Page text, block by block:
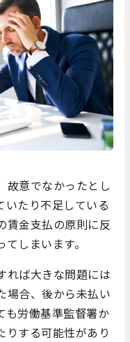
故意でなかったとし
いたり不足している
賃金支払の原則に反
しまいます。
れば大きな問題には
場合、後から未払い
も労働基準監督署か
りする可能性があり